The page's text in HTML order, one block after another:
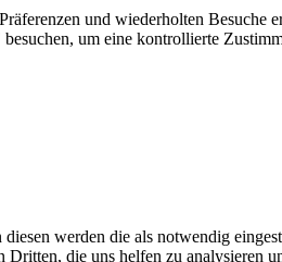
und wiederholten
um eine kontrollierte
werden die als notwendig
die uns helfen zu analysieren